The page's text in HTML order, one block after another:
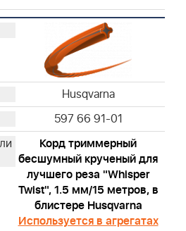
Husqvarna
597 66 91-01
Корд триммерный
бесшумный крученый для
лучшего реза "Whisper
Twist", 1.5 мм/15 метров, в
блистере Husqvarna
Используется в агрегатах